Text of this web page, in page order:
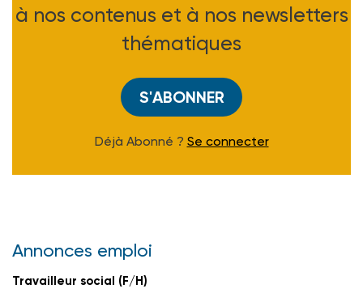
à nos contenus et à nos newsletters
thématiques
S'ABONNER
Déjà Abonné ? Se connecter
Annonces emploi
Travailleur social (F/H)